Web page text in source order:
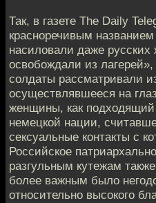
Так, в газете The Daily
красноречивым
насиловали даже
освобождали из
солдаты рассматривали
осуществлявшееся на
женщины, как
немецкой нации,
сексуальные контакты с
Российское
разгульным кутежам
более важным было
относительно высокого